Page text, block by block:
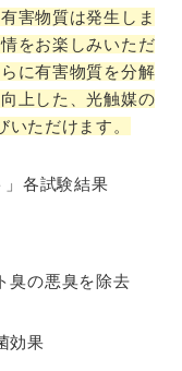
害物質は発生しま
をお楽しみいただ
に有害物質を分解
上した、光触媒の
ただけます。
」各試験結果
臭の悪臭を除去
効果